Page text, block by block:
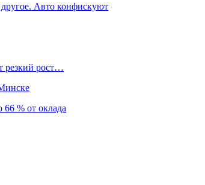
Авто конфискуют
резкий рост…
% от оклада